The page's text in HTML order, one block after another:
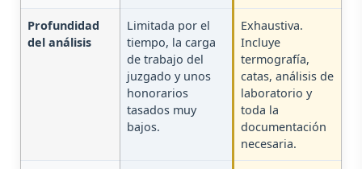
Profundidad
del análisis
Limitada por el
tiempo, la carga
de trabajo del
juzgado y unos
honorarios
tasados muy
bajos.
Exhaustiva.
Incluye
termografía,
catas, análisis de
laboratorio y
toda la
documentación
necesaria.